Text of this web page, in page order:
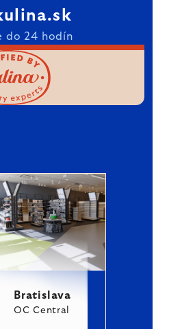
do 24 hodín
Bratislava
OC Central